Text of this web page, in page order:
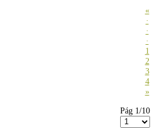
«
·
·
·
1
2
3
4
»
Pág 1/10